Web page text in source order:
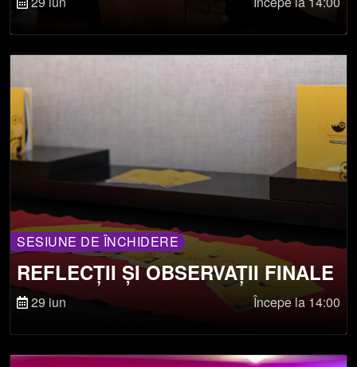
SESIUNE DE ÎNCHIDERE
REFLECȚII ȘI OBSERVAȚII FINALE
29 iun Începe la 14:00